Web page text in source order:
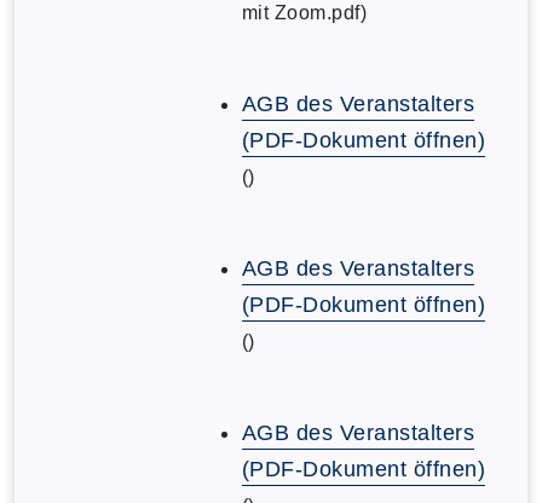
mit Zoom.pdf)
AGB des Veranstalters
(PDF-Dokument öffnen)
()
AGB des Veranstalters
(PDF-Dokument öffnen)
()
AGB des Veranstalters
(PDF-Dokument öffnen)